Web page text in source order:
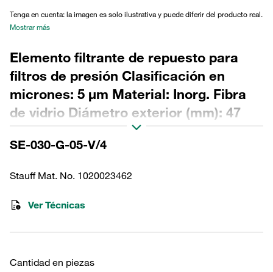
Tenga en cuenta: la imagen es solo ilustrativa y puede diferir del producto real.
Mostrar más
Elemento filtrante de repuesto para
filtros de presión Clasificación en
micrones: 5 µm Material: Inorg. Fibra
de vidrio Diámetro exterior (mm): 47
Diámetro interior (mm): 22,2 Longitud
(mm): 153 Sellado: FPM, relación β
SE-030-G-05-V/4
Stauff Mat. No. 1020023462
Ver Técnicas
Cantidad en piezas